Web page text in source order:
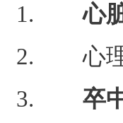
心
心
卒